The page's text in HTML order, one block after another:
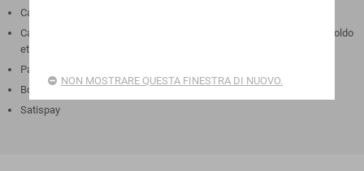
Carte di Debito : Visa,Mastercard,Maestro
Carte Prepagate : Postepay,Hype,N26,Viabuy,Unicredit Genius Card,Soldo
etc...
PayPal
Bonifico Bancario
Satispay
NON MOSTRARE QUESTA FINESTRA DI NUOVO.